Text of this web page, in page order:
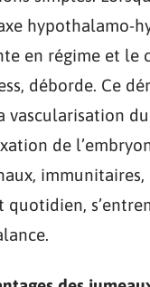
hypothalamo-
en régime et le
déborde. Ce
vascularisation
de
immunitaires,
quotidien,